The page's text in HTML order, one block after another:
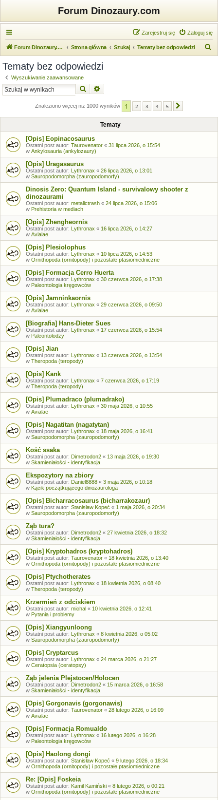
Forum Dinozaury.com
Zaloguj się
Zarejestruj się
Forum Dinozaury.com Strona główna Szukaj Tematy bez odpowiedzi
Tematy bez odpowiedzi
Wyszukiwanie zaawansowane
Szukaj
Znaleziono więcej niż 1000 wyników 1 2 3 4 5
Tematy
[Opis] Eopinacosaurus
Ostatni post autor: Taurovenator « 31 lipca 2026, o 15:54
w Ankylosauria (ankylozaury)
[Opis] Uragasaurus
Ostatni post autor: Lythronax « 26 lipca 2026, o 13:01
w Sauropodomorpha (zauropodomorfy)
Dinosis Zero: Quantum Island - survivalowy shooter z
dinozaurami
Ostatni post autor: metalictrash « 24 lipca 2026, o 15:06
w Prehistoria w mediach
[Opis] Zhengheornis
Ostatni post autor: Lythronax « 16 lipca 2026, o 14:27
w Avialae
[Opis] Plesiolophus
Ostatni post autor: Lythronax « 10 lipca 2026, o 14:53
w Ornithopoda (ornitopody) i pozostałe ptasiomiedniczne
[Opis] Formacja Cerro Huerta
Ostatni post autor: Lythronax « 30 czerwca 2026, o 17:38
w Paleontologia kręgowców
[Opis] Jamninkaornis
Ostatni post autor: Lythronax « 29 czerwca 2026, o 09:50
w Avialae
[Biografia] Hans-Dieter Sues
Ostatni post autor: Lythronax « 17 czerwca 2026, o 15:54
w Paleontolodzy
[Opis] Jian
Ostatni post autor: Lythronax « 13 czerwca 2026, o 13:54
w Theropoda (teropody)
[Opis] Kank
Ostatni post autor: Lythronax « 7 czerwca 2026, o 17:19
w Theropoda (teropody)
[Opis] Plumadraco (plumadrako)
Ostatni post autor: Lythronax « 30 maja 2026, o 10:55
w Avialae
[Opis] Nagatitan (nagatytan)
Ostatni post autor: Lythronax « 18 maja 2026, o 16:41
w Sauropodomorpha (zauropodomorfy)
Kość ssaka
Ostatni post autor: Dimetrodon2 « 13 maja 2026, o 19:30
w Skamieniałości - identyfikacja
Ekspozytory na zbiory
Ostatni post autor: Daniel8888 « 3 maja 2026, o 10:18
w Kącik początkującego dinozaurologa
[Opis] Bicharracosaurus (bicharrakozaur)
Ostatni post autor: Stanisław Kopeć « 1 maja 2026, o 20:34
w Sauropodomorpha (zauropodomorfy)
Ząb tura?
Ostatni post autor: Dimetrodon2 « 27 kwietnia 2026, o 18:32
w Skamieniałości - identyfikacja
[Opis] Kryptohadros (kryptohadros)
Ostatni post autor: Taurovenator « 18 kwietnia 2026, o 13:40
w Ornithopoda (ornitopody) i pozostałe ptasiomiedniczne
[Opis] Ptychotherates
Ostatni post autor: Lythronax « 18 kwietnia 2026, o 08:40
w Theropoda (teropody)
Krzermień z odciskiem
Ostatni post autor: michal « 10 kwietnia 2026, o 12:41
w Pytania i problemy
[Opis] Xiangyunloong
Ostatni post autor: Lythronax « 8 kwietnia 2026, o 05:02
w Sauropodomorpha (zauropodomorfy)
[Opis] Cryptarcus
Ostatni post autor: Lythronax « 24 marca 2026, o 21:27
w Ceratopsia (ceratopsy)
Ząb jelenia Plejstocen/Holocen
Ostatni post autor: Dimetrodon2 « 15 marca 2026, o 16:58
w Skamieniałości - identyfikacja
[Opis] Gorgonavis (gorgonawis)
Ostatni post autor: Taurovenator « 28 lutego 2026, o 16:09
w Avialae
[Opis] Formacja Romualdo
Ostatni post autor: Lythronax « 16 lutego 2026, o 16:28
w Paleontologia kręgowców
[Opis] Haolong dongi
Ostatni post autor: Stanisław Kopeć « 9 lutego 2026, o 18:34
w Ornithopoda (ornitopody) i pozostałe ptasiomiedniczne
Re: [Opis] Foskeia
Ostatni post autor: Kamil Kamiński « 8 lutego 2026, o 00:21
w Ornithopoda (ornitopody) i pozostałe ptasiomiedniczne